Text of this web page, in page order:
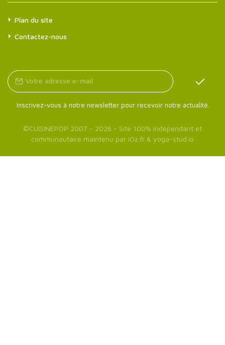
Plan du site
Contactez-nous
Inscrivez-vous à notre newsletter pour recevoir notre actualité.
©CUISINEPOP 2007 - 2026 - Site 100% indépendant et
communautaire maintenu par iOz.fr & yoga-stud.io